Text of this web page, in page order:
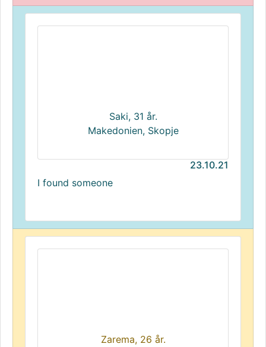
Saki, 31 år.
Makedonien, Skopje
23.10.21
I found someone
Zarema, 26 år.